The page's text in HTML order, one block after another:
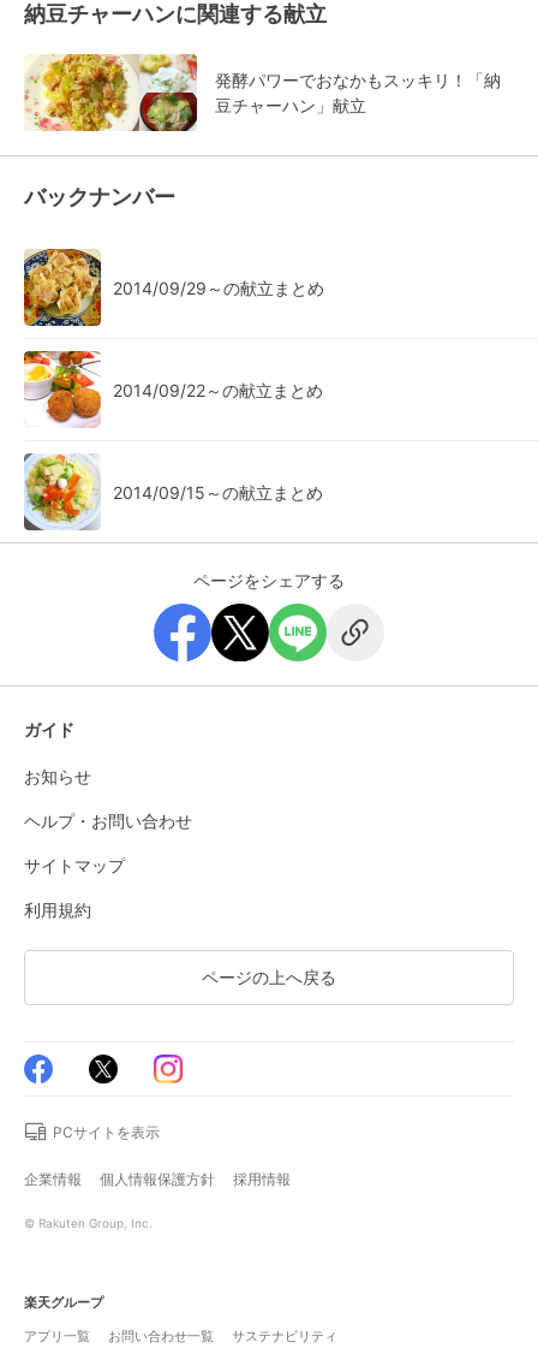
納豆チャーハンに関連する献立
発酵パワーでおなかもスッキリ！「納
豆チャーハン」献立
バックナンバー
2014/09/29～の献立まとめ
2014/09/22～の献立まとめ
2014/09/15～の献立まとめ
ページをシェアする
ガイド
お知らせ
ヘルプ・お問い合わせ
サイトマップ
利用規約
ページの上へ戻る
PCサイトを表示
企業情報 個人情報保護方針 採用情報
© Rakuten Group, Inc.
楽天グループ
アプリ一覧
お問い合わせ一覧 サステナビリティ